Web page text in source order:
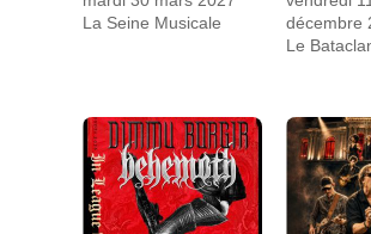
La Seine Musicale
décembre
Le